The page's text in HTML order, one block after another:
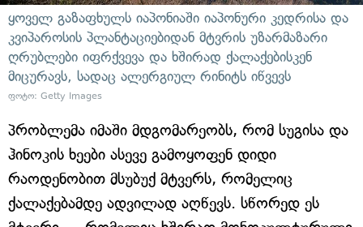
ყოველ გაზაფხულს იაპონიაში იაპონური კედრისა და
კვიპაროსის პლანტაციებიდან მტვრის უზარმაზარი
ღრუბლები იფრქვევა და ხშირად ქალაქებისკენ
მიცურავს, სადაც ალერგიულ რინიტს იწვევს
ფოტო: Getty Images
პრობლემა იმაში მდგომარეობს, რომ სუგისა და
ჰინოკის ხეები ასევე გამოყოფენ დიდი
რაოდენობით მსუბუქ მტვერს, რომელიც
ქალაქებამდე ადვილად აღწევს. სწორედ ეს